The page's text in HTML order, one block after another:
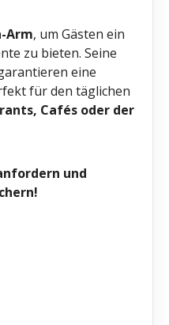
Arm, um Gästen ein
zu bieten. Seine
eine
für den täglichen
Cafés oder der
und